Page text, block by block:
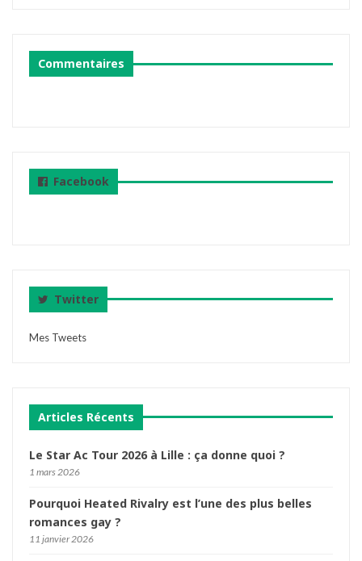
Commentaires
Facebook
Twitter
Mes Tweets
Articles Récents
Le Star Ac Tour 2026 à Lille : ça donne quoi ?
1 mars 2026
Pourquoi Heated Rivalry est l’une des plus belles
romances gay ?
11 janvier 2026